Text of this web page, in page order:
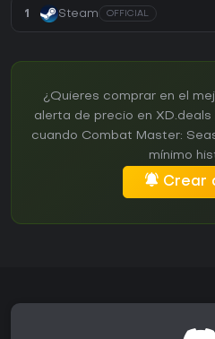
1 Steam OFFICIAL
¿Quieres comprar en el
alerta de precio en
cuando Combat Master:
mínimo
Crear